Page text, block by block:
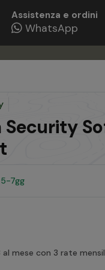
Assistenza e ordini
WhatsApp
Security
7gg
mese con 3 rate